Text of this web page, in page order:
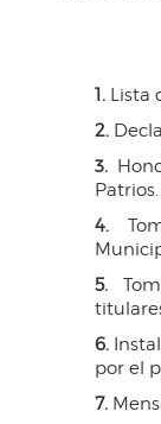
1. Lista
2.
3.
Patrios.
4.
5.
6.
por el
7.